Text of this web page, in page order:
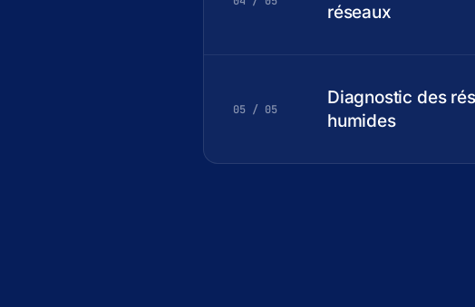
réseaux
05 / 05
Diagnostic des
humides